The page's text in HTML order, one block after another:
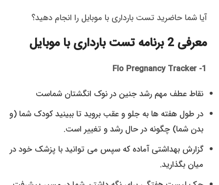
آیا شما حاضرید تست بارداری با موبایل را انجام دهید؟
معرفی 2 برنامه تست بارداری با موبایل
1-
Flo Pregnancy Tracker
نقاط عطف مهم رشد جنین در نوک انگشتان شماست
در طول هفته ها به جلو و عقب بروید تا ببینید کودک شما (و
بدن شما) چگونه در حال رشد و تغییر است.
گزارش بهداشتی آماده که سپس می توانید با پزشک خود در
میان بگذارید.